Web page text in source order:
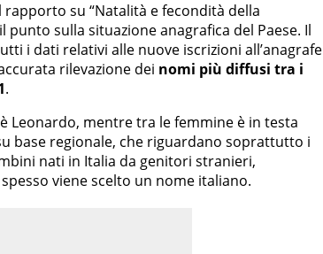
su “Natalità e fecondità della
punto sulla situazione anagrafica del Paese. Il
i dati relativi alle nuove iscrizioni all’anagrafe
rilevazione dei nomi più diffusi tra i
.
Leonardo, mentre tra le femmine è in testa
base regionale, che riguardano soprattutto i
nati in Italia da genitori stranieri,
viene scelto un nome italiano.